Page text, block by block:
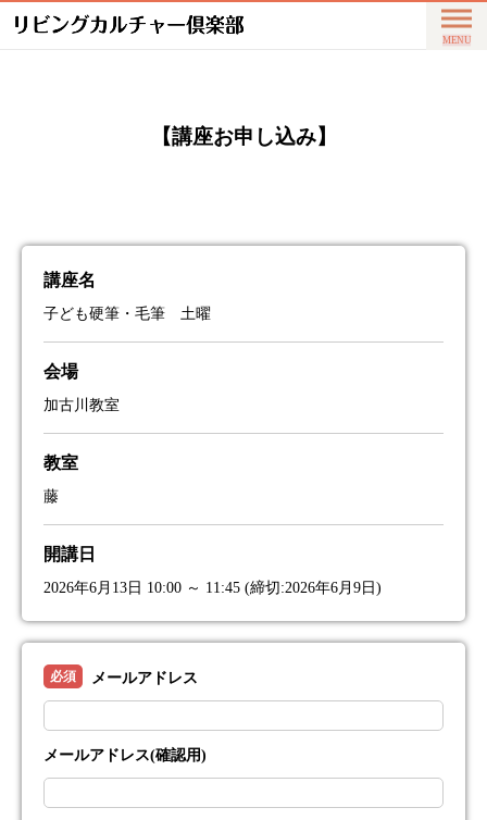
【講座お申し込み】
講座名
子ども硬筆・毛筆 土曜
会場
加古川教室
教室
藤
開講日
2026年6月13日 10:00 ～ 11:45 (締切:2026年6月9日)
必須 メールアドレス
メールアドレス(確認用)